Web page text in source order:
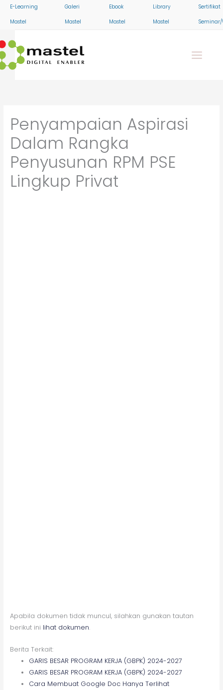
SkipE-Learning
Mastel
Galeri
Mastel
Ebook
Mastel
Library
Mastel
Sertifikat
Penyampaian Aspirasi
Dalam Rangka
Penyusunan RPM PSE
Lingkup Privat
Apabila dokumen tidak muncul, silahkan gunakan tautan
berikut ini lihat dokumen.
Berita Terkait:
GARIS BESAR PROGRAM KERJA (GBPK) 2024-2027
GARIS BESAR PROGRAM KERJA (GBPK) 2024-2027
Cara Membuat Google Doc Hanya Terlihat